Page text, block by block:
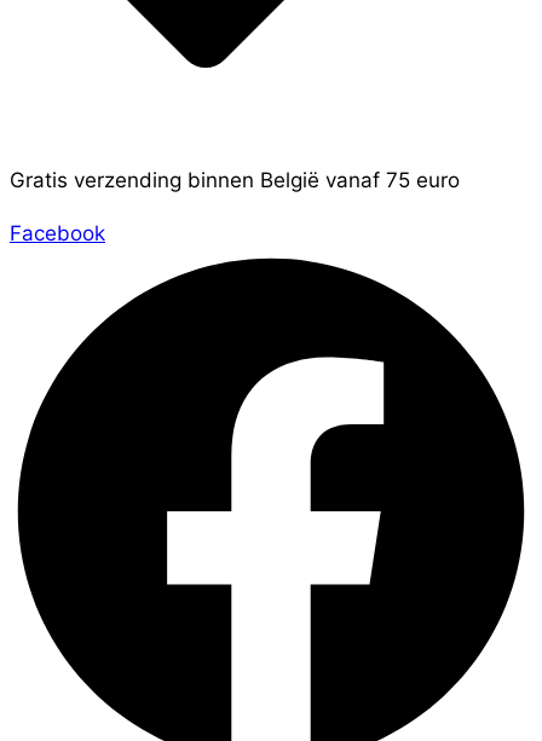
Gratis verzending binnen België vanaf 75 euro
Facebook